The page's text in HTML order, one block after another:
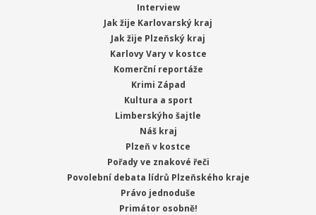
Interview
Jak žije Karlovarský kraj
Jak žije Plzeňský kraj
Karlovy Vary v kostce
Komerční reportáže
Krimi Západ
Kultura a sport
Limberskýho šajtle
Náš kraj
Plzeň v kostce
Pořady ve znakové řeči
Povolební debata lídrů Plzeňského kraje
Právo jednoduše
Primátor osobně!